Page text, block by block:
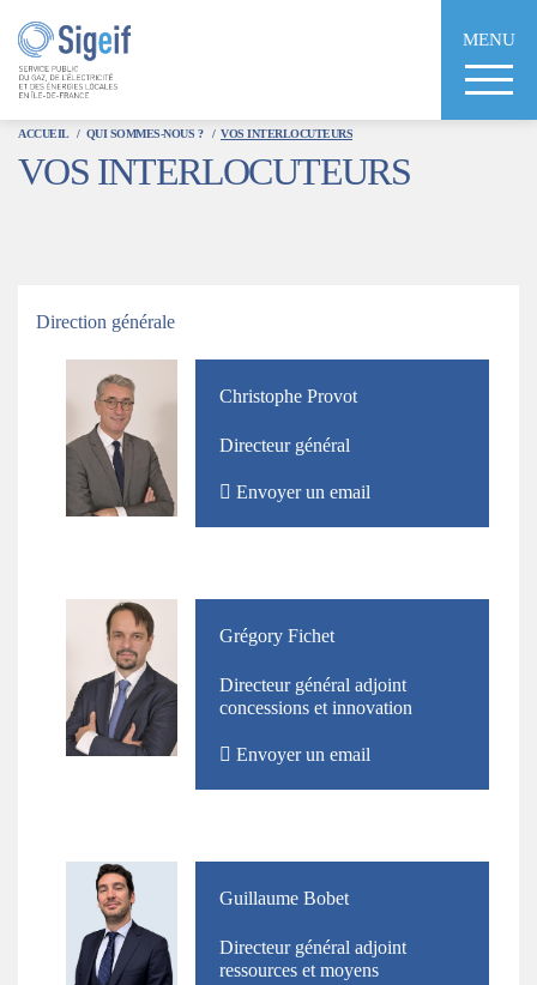
contenu
principal
MENU
ACCUEIL QUI SOMMES-NOUS ? VOS INTERLOCUTEURS
VOS INTERLOCUTEURS
Titre
Direction générale
Photo
Nom
Prénom
Christophe Provot
Directeur général
Envoyer un email
Photo
Nom
Prénom
Grégory Fichet
Directeur général adjoint
concessions et innovation
Envoyer un email
Photo
Nom
Prénom
Guillaume Bobet
Directeur général adjoint
ressources et moyens